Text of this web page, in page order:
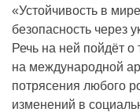
«Устойчивость в
безопасность через
Речь на ней пойдёт о
на международной
потрясения любого
изменений в